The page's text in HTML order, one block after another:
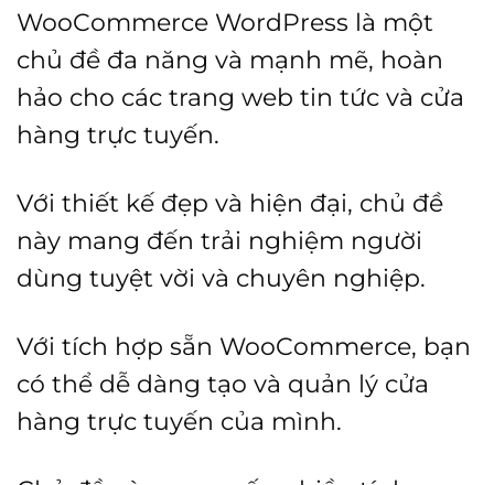
WooCommerce WordPress là một
chủ đề đa năng và mạnh mẽ, hoàn
hảo cho các trang web tin tức và cửa
hàng trực tuyến.
Với thiết kế đẹp và hiện đại, chủ đề
này mang đến trải nghiệm người
dùng tuyệt vời và chuyên nghiệp.
Với tích hợp sẵn WooCommerce, bạn
có thể dễ dàng tạo và quản lý cửa
hàng trực tuyến của mình.